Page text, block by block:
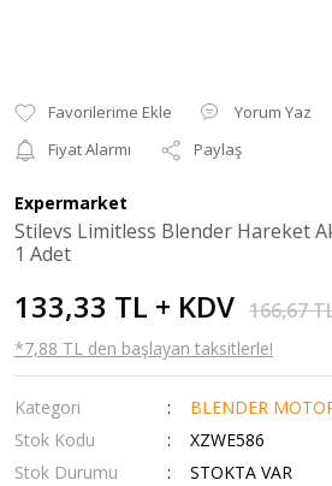
Yorum Yaz
Fiyat Alarmı
Paylaş
Expermarket
Stilevs Limitless Blender Hareket
1 Adet
133,33 TL + KDV 166,67
*7,88 TL den başlayan taksitlerle!
Kategori
BLENDER
Stok Kodu
XZWE586
Stok Durumu
STOKTA VAR